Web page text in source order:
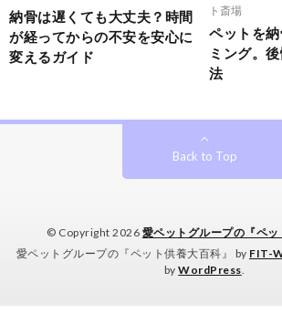
納骨は遅くても大丈夫？時間
が経ってからの不安を安心に
変えるガイド
ト斎場
ペットを
ミング。
法
Back to Top
© Copyright 2026 愛ペットグループの『ペッ
愛ペットグループの『ペット供養大百科』 by FIT-
byWordPress